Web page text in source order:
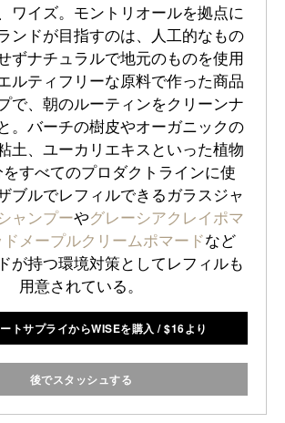
ワイズ。モントリオールを拠点に
ンドが目指すのは、人工的なもの
ずナチュラルで地元のものを使用
ルティフリーな原料で作った商品
で、朝のルーティンをクリーンナ
。バーチの樹皮やオーガニックの
土、ユーカリエキスといった植物
すべてのプロダクトラインに使
ブルでレフィルできるガラスジャ
ャンプーやグレーシアクレイポマ
ドメープルクリームポマードなど
が持つ環境対策としてレフィルも
用意されている。
トサプライからWISEを購入 /$16より
後でスタッシュする